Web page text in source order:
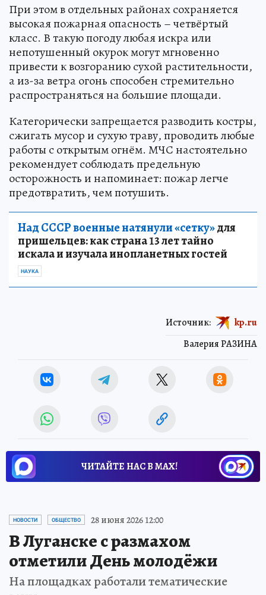
При этом в отдельных районах сохраняется
высокая пожарная опасность – четвёртый
класс. В такую погоду любая искра или
непотушенный окурок могут мгновенно
привести к возгоранию сухой растительности,
а из-за ветра огонь способен стремительно
распространяться на большие площади.
Категорически запрещается разводить костры,
сжигать мусор и сухую траву, проводить любые
работы с открытым огнём. МЧС настоятельно
рекомендует соблюдать предельную
осторожность и напоминает: пожар легче
предотвратить, чем потушить.
Над СССР военные натянули «сетку»для
пришельцев: как страна 13 лет тайно
искала и изучала инопланетных гостей
НАУКА
Валерия РАЗИНА
Источник: kp.ru
ЧИТАЙТЕ НАС В МАХ!
НОВОСТИ ОБЩЕСТВО 28 июня 2026 12:00
В Луганске с размахом
отметили День молодёжи
На площадках работали тематические